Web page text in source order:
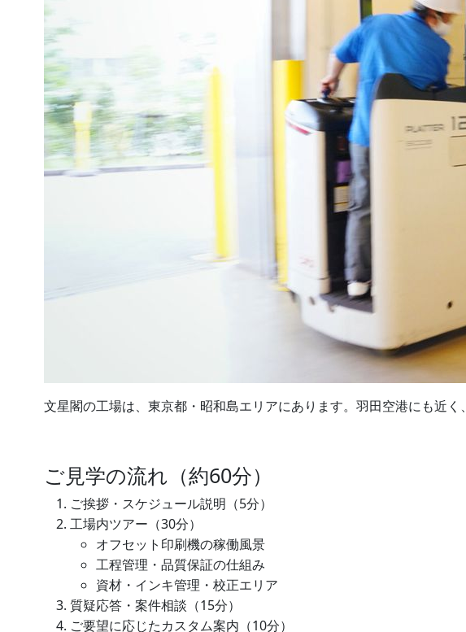
文星閣の工場は、東京都・昭和島エリアにあります。羽田空港にも近く
ご見学の流れ（約60分）
ご挨拶・スケジュール説明（5分）
工場内ツアー（30分）
オフセット印刷機の稼働風景
工程管理・品質保証の仕組み
資材・インキ管理・校正エリア
質疑応答・案件相談（15分）
ご要望に応じたカスタム案内（10分）